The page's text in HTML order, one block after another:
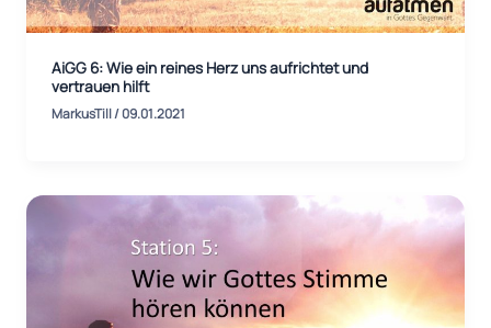
AiGG 6: Wie ein reines Herz uns aufrichtet und
vertrauen hilft
MarkusTill/09.01.2021